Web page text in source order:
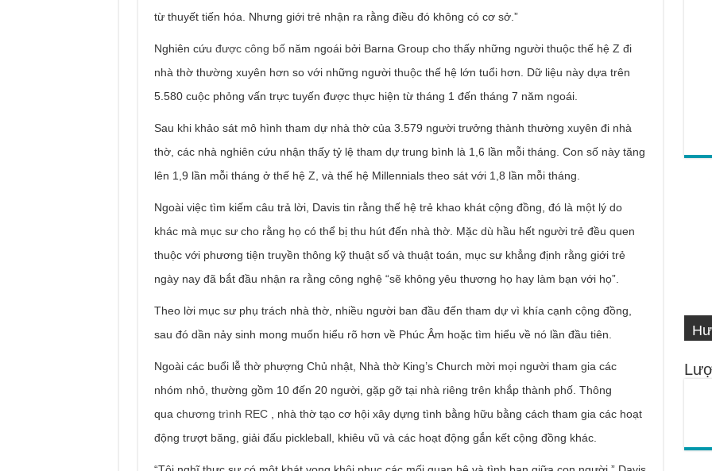
từ thuyết tiến hóa. Nhưng giới trẻ nhận ra rằng điều đó không có cơ sở.”
Nghiên cứu được công bốnăm ngoái bởi Barna Group cho thấy những người thuộc thế hệ Z đi
nhà thờ thường xuyên hơn so với những người thuộc thế hệ lớn tuổi hơn. Dữ liệu này dựa trên
5.580 cuộc phỏng vấn trực tuyến được thực hiện từ tháng 1 đến tháng 7 năm ngoái.
Sau khi khảo sát mô hình tham dự nhà thờ của 3.579 người trưởng thành thường xuyên đi nhà
thờ, các nhà nghiên cứu nhận thấy tỷ lệ tham dự trung bình là 1,6 lần mỗi tháng. Con số này tăng
lên 1,9 lần mỗi tháng ở thế hệ Z, và thế hệ Millennials theo sát với 1,8 lần mỗi tháng.
Ngoài việc tìm kiếm câu trả lời, Davis tin rằng thế hệ trẻ khao khát cộng đồng, đó là một lý do
khác mà mục sư cho rằng họ có thể bị thu hút đến nhà thờ. Mặc dù hầu hết người trẻ đều quen
thuộc với phương tiện truyền thông kỹ thuật số và thuật toán, mục sư khẳng định rằng giới trẻ
ngày nay đã bắt đầu nhận ra rằng công nghệ “sẽ không yêu thương họ hay làm bạn với họ”.
Theo lời mục sư phụ trách nhà thờ, nhiều người ban đầu đến tham dự vì khía cạnh cộng đồng,
sau đó dần nảy sinh mong muốn hiểu rõ hơn về Phúc Âm hoặc tìm hiểu về nó lần đầu tiên.
Ngoài các buổi lễ thờ phượng Chủ nhật, Nhà thờ King’s Church mời mọi người tham gia các
nhóm nhỏ, thường gồm 10 đến 20 người, gặp gỡ tại nhà riêng trên khắp thành phố. Thông
qua chương trình REC, nhà thờ tạo cơ hội xây dựng tình bằng hữu bằng cách tham gia các hoạt
động trượt băng, giải đấu pickleball, khiêu vũ và các hoạt động gắn kết cộng đồng khác.